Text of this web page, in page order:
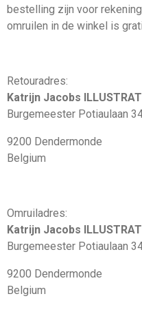
bestelling zijn voor
omruilen in de winkel is
Retouradres:
Katrijn Jacobs
Burgemeester Potiaulaan
9200 Dendermonde
Belgium
Omruiladres:
Katrijn Jacobs
Burgemeester Potiaulaan
9200 Dendermonde
Belgium